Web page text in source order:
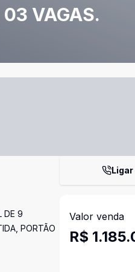
03 VAGAS.
DE 9
PORTÃO
Ligar
Valor venda
R$